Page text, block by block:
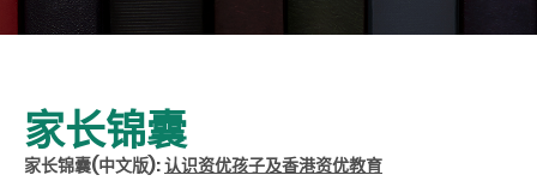
家长锦囊
家长锦囊(中文版):认识资优孩子及香港资优教育